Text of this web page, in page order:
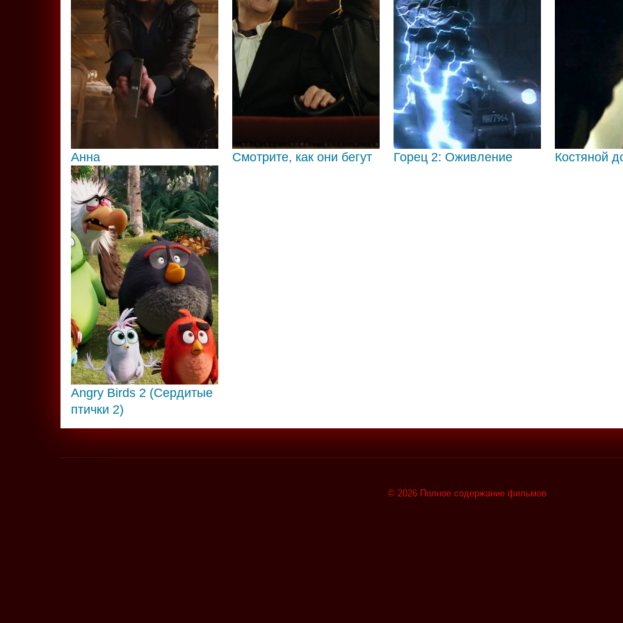
Анна Смотрите, как они бегут Горец 2: Оживление Костяной
Angry Birds 2 (Сердитые
птички 2)
© 2026 Полное содержание фильмов